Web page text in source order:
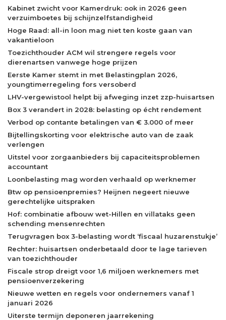
Kabinet zwicht voor Kamerdruk: ook in 2026 geen
verzuimboetes bij schijnzelfstandigheid
Hoge Raad: all-in loon mag niet ten koste gaan van
vakantieloon
Toezichthouder ACM wil strengere regels voor
dierenartsen vanwege hoge prijzen
Eerste Kamer stemt in met Belastingplan 2026,
youngtimerregeling fors versoberd
LHV-vergewistool helpt bij afweging inzet zzp-huisartsen
Box 3 verandert in 2028: belasting op écht rendement
Verbod op contante betalingen van € 3.000 of meer
Bijtellingskorting voor elektrische auto van de zaak
verlengen
Uitstel voor zorgaanbieders bij capaciteitsproblemen
accountant
Loonbelasting mag worden verhaald op werknemer
Btw op pensioenpremies? Heijnen negeert nieuwe
gerechtelijke uitspraken
Hof: combinatie afbouw wet-Hillen en villataks geen
schending mensenrechten
Terugvragen box 3-belasting wordt ‘fiscaal huzarenstukje’
Rechter: huisartsen onderbetaald door te lage tarieven
van toezichthouder
Fiscale strop dreigt voor 1,6 miljoen werknemers met
pensioenverzekering
Nieuwe wetten en regels voor ondernemers vanaf 1
januari 2026
Uiterste termijn deponeren jaarrekening